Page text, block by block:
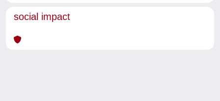
social impact